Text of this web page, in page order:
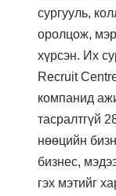
сургууль,
оролцож,
хүрсэн. Их
Recruit
компанид
тасралтгүй
нөөцийн
бизнес,
гэх мэтийг